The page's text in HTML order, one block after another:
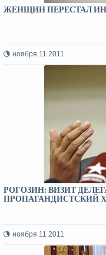
ЖЕНЩИН ПЕРЕСТАЛ
ноября 11 2011
РОГОЗИН: ВИЗИТ
ПРОПАГАНДИСТСКИЙ
ноября 11 2011